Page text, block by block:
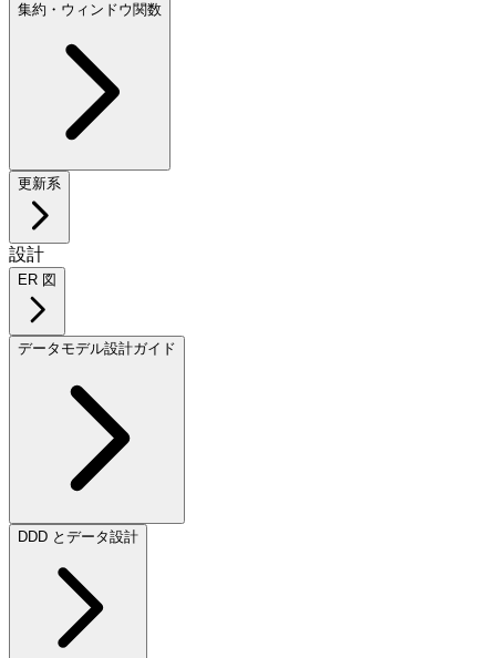
集約・ウィンドウ関数
更新系
設計
ER 図
データモデル設計ガイド
DDD とデータ設計